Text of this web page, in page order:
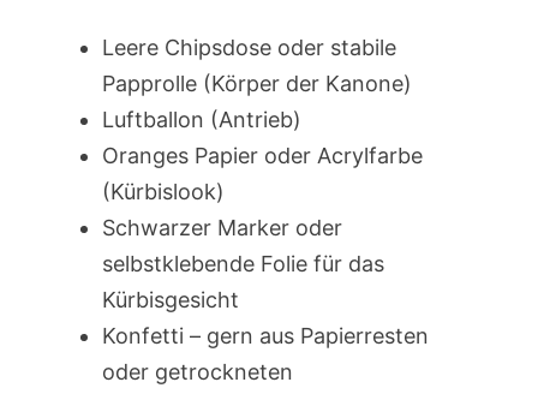
Leere Chipsdose oder stabile
Papprolle (Körper der Kanone)
Luftballon (Antrieb)
Oranges Papier oder Acrylfarbe
(Kürbislook)
Schwarzer Marker oder
selbstklebende Folie für das
Kürbisgesicht
Konfetti – gern aus Papier­resten
oder getrockneten